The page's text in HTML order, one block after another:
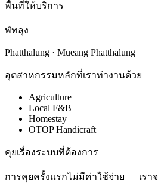
พื้นที่ให้บริการ
พัทลุง
Phatthalung · Mueang Phatthalung
อุตสาหกรรมหลักที่เราทำงานด้วย
Agriculture
Local F&B
Homestay
OTOP Handicraft
คุยเรื่องระบบที่ต้องการ
การคุยครั้งแรกไม่มีค่าใช้จ่าย — เรา